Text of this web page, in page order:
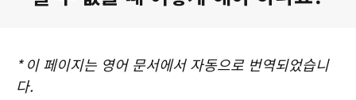
* 이 페이지는 영어 문서에서 자동으로 번역되었습니
다.